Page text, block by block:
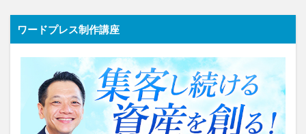
ワードプレス制作講座